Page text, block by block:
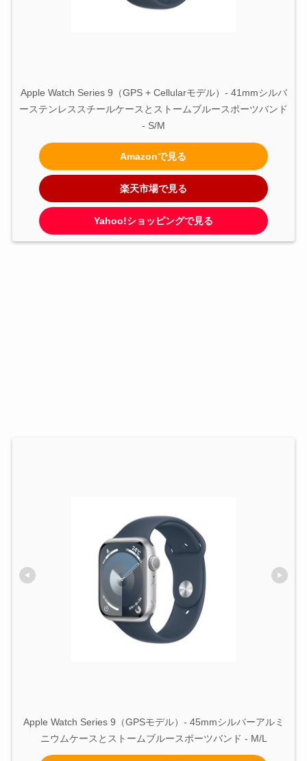
Apple Watch Series 9（GPS + Cellularモデル）- 41mmシルバ
ーステンレススチールケースとストームブルースポーツバンド
- S/M
Amazonで見る
楽天市場で見る
Yahoo!ショッピングで見る
Apple Watch Series 9（GPSモデル）- 45mmシルバーアルミ
ニウムケースとストームブルースポーツバンド - M/L